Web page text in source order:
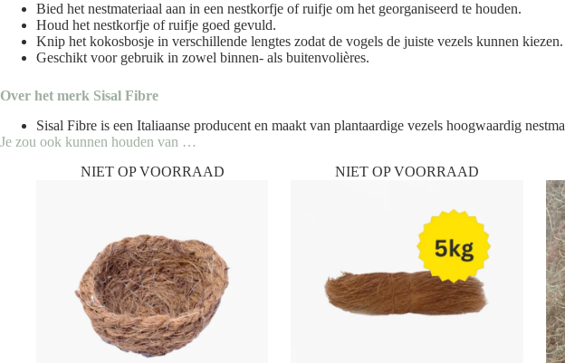
Bied het nestmateriaal aan in een nestkorfje of ruifje om het georganiseerd te houden.
Houd het nestkorfje of ruifje goed gevuld.
Knip het kokosbosje in verschillende lengtes zodat de vogels de juiste vezels kunnen kiezen.
Geschikt voor gebruik in zowel binnen- als buitenvolières.
Over het merk Sisal Fibre
Sisal Fibre is een Italiaanse producent en maakt van plantaardige vezels hoogwaardig
Je zou ook kunnen houden van …
NIET OP VOORRAAD
NIET OP VOORRAAD